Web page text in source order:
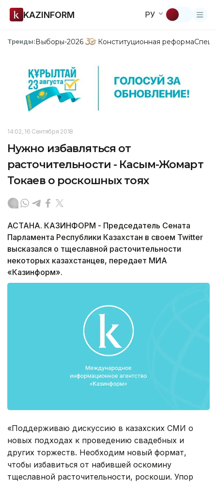
KAZINFORM РУ
Тренды:Выборы-2026 Конституционная реформа
14:02, 16 Сентября 2018
Нужно избавляться от
расточительности - Касым-Жомарт
Токаев о роскошных тоях
АСТАНА. КАЗИНФОРМ - Председатель Сената
Парламента Республики Казахстан в своем Twitter
высказался о тщеславной расточительности
некоторых казахстанцев, передает МИА
«Казинформ».
«Поддерживаю дискуссию в казахских СМИ о
новых подходах к проведению свадебных и
других торжеств. Необходим новый формат,
чтобы избавиться от набившей оскомину
тщеславной расточительности, роскоши. Упор